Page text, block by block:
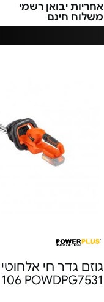
אחריות יבואן רשמי
משלוח חינם
106 POWDPG7531